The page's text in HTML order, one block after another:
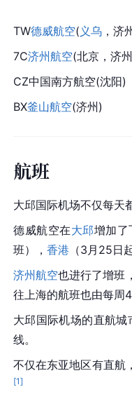
TW德威航空( 义乌 ，济
7C济州航空(北京 ，济
CZ中国南方航空(沈阳)
BX釜山航空(济州)
航班
大邱国际机场不仅每天
德威航空在大邱增加了
班）， 香港 （3月25日
济州航空也进行了增班
往上海的航班也由每周
大邱国际机场的直航城
线。
不仅在东亚地区有直航
[1]